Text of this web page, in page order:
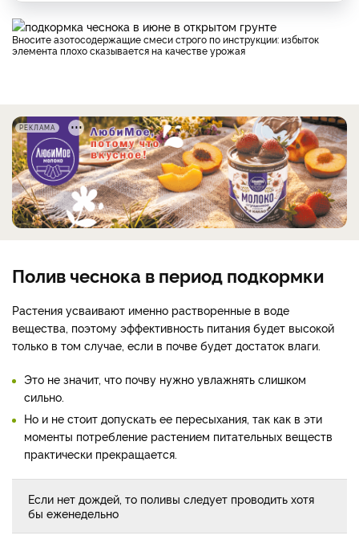
Вносите азотосодержащие смеси строго по инструкции: избыток
элемента плохо сказывается на качестве урожая
РЕКЛАМА
Полив чеснока в период подкормки
Растения усваивают именно растворенные в воде
вещества, поэтому эффективность питания будет высокой
только в том случае, если в почве будет достаток влаги.
Это не значит, что почву нужно увлажнять слишком
сильно.
Но и не стоит допускать ее пересыхания, так как в эти
моменты потребление растением питательных веществ
практически прекращается.
Если нет дождей, то поливы следует проводить хотя
бы еженедельно